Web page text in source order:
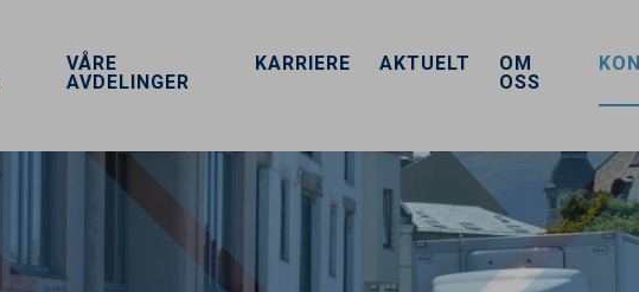
VÅRE
AVDELINGER
KARRIERE AKTUELT
OM
OSS